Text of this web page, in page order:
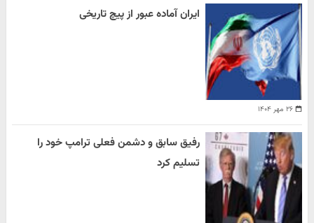
۲۶ مهر ۱۴۰۴
ایران آماده عبور از پیچ تاریخی
رفیق سابق و دشمن فعلی ترامپ خود را
تسلیم کرد